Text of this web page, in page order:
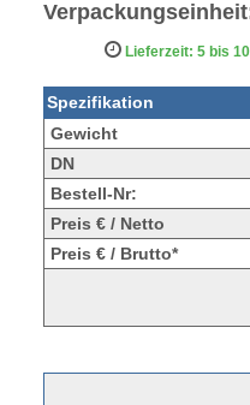
Lieferzeit: 5 bis
Spezifikation
Gewicht
DN
Bestell-Nr:
Preis € / Netto
Preis € / Brutto*